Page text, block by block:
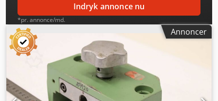
Indryk annonce nu
*pr. annonce/md.
Annoncer